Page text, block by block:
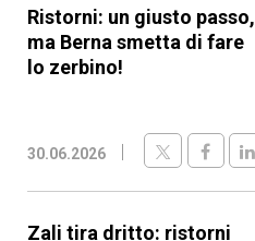
Ristorni: un giusto passo,
ma Berna smetta di fare
lo zerbino!
30.06.2026
Zali tira dritto: ristorni